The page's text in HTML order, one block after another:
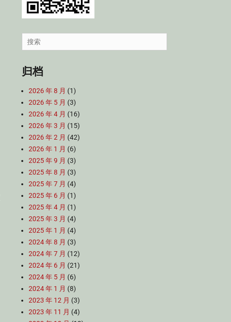
Search
for:
归档
2026 年 8 月 (1)
2026 年 5 月 (3)
2026 年 4 月 (16)
2026 年 3 月 (15)
2026 年 2 月 (42)
2026 年 1 月 (6)
2025 年 9 月 (3)
2025 年 8 月 (3)
2025 年 7 月 (4)
2025 年 6 月 (1)
2025 年 4 月 (1)
2025 年 3 月 (4)
2025 年 1 月 (4)
2024 年 8 月 (3)
2024 年 7 月 (12)
2024 年 6 月 (21)
2024 年 5 月 (6)
2024 年 1 月 (8)
2023 年 12 月 (3)
2023 年 11 月 (4)